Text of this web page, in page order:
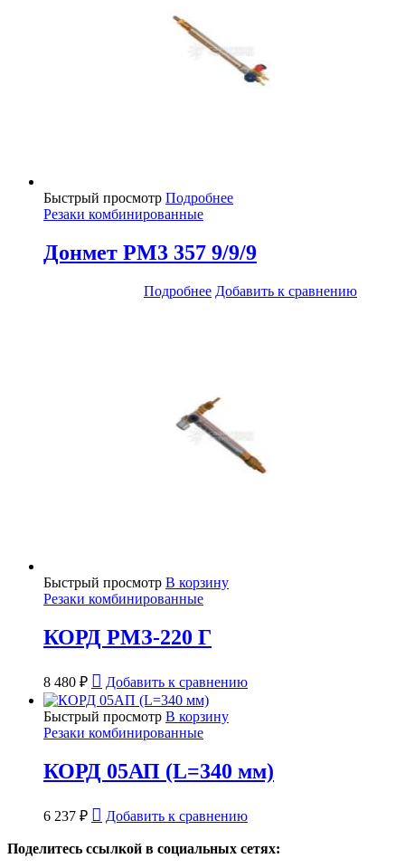
Быстрый просмотр Подробнее
Резаки комбинированные
Донмет РМ3 357 9/9/9
Подробнее Добавить к сравнению
Быстрый просмотр В корзину
Резаки комбинированные
КОРД РМЗ-220 Г
8 480 ₽ Добавить к сравнению
Быстрый просмотр В корзину
Резаки комбинированные
КОРД 05АП (L=340 мм)
6 237 ₽ Добавить к сравнению
Поделитесь ссылкой в социальных сетях: